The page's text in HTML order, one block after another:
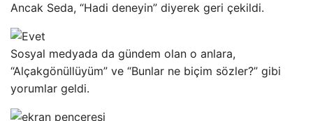
Ancak Seda, “Hadi deneyin” diyerek geri çekildi.
Sosyal medyada da gündem olan o anlara,
“Alçakgönüllüyüm” ve “Bunlar ne biçim sözler?” gibi
yorumlar geldi.